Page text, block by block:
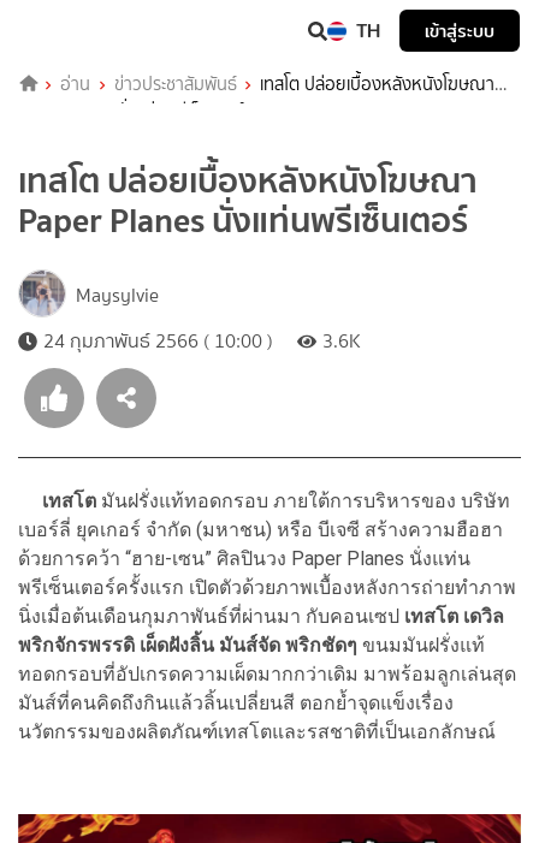
TH เข้าสู่ระบบ
อ่าน ข่าวประชาสัมพันธ์
เทสโต ปล่อยเบื้องหลังหนังโฆษณา
Paper Planes นั่งแท่นพรีเซ็นเตอร์
เทสโต ปล่อยเบื้องหลังหนังโฆษณา
Paper Planes นั่งแท่นพรีเซ็นเตอร์
Maysylvie
24 กุมภาพันธ์ 2566 ( 10:00 )
3.6K
เทสโต มันฝรั่งแท้ทอดกรอบ ภายใต้การบริหารของ บริษัท
เบอร์ลี่ ยุคเกอร์ จำกัด (มหาชน) หรือ บีเจซี สร้างความฮือฮา
ด้วยการคว้า “ฮาย-เซน” ศิลปินวง Paper Planes นั่งแท่น
พรีเซ็นเตอร์ครั้งแรก เปิดตัวด้วยภาพเบื้องหลังการถ่ายทำภาพ
นิ่งเมื่อต้นเดือนกุมภาพันธ์ที่ผ่านมา กับคอนเซป เทสโต เดวิล
พริกจักรพรรดิ เผ็ดฝังลิ้น มันส์จัด พริกชัดๆ ขนมมันฝรั่งแท้
ทอดกรอบที่อัปเกรดความเผ็ดมากกว่าเดิม มาพร้อมลูกเล่นสุด
มันส์ที่คนคิดถึงกินแล้วลิ้นเปลี่ยนสี ตอกย้ำจุดแข็งเรื่อง
นวัตกรรมของผลิตภัณฑ์เทสโตและรสชาติที่เป็นเอกลักษณ์